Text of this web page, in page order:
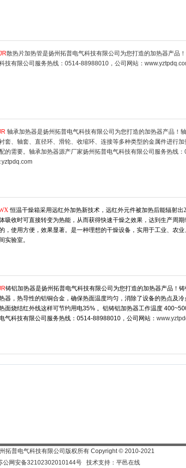
散热片加热管是扬州拓普电气科技有限公司为您打造的加热器产品
技有限公司服务热线：0514-88988010，公司网站：
轴承加热器是扬州拓普电气科技有限公司为您打造的加热器产品！
套、轴套、直径环、滑轮、收缩环、连接等多种类型的金属件进行
的需要。轴承加热器源产厂家扬州拓普电气科技有限公司服务热线
恒温干燥箱采用远红外加热新技术，远红外元件被加热后能辐射出
吸收时可直接转变为热能，从而获得快速干燥之效果，达到生产周
，使用方便，效果显著。是一种理想的干燥设备，实用于工业、农
实验室。
铸铝加热器是扬州拓普电气科技有限公司为您打造的加热器产品！
器，热导性的铝铜合金，确保热面温度均匀，消除了设备的热点及冷
面烧结红外线这样可节约用电35% 。铝铸铝加热器工作温度
气科技有限公司服务热线：0514-88988010，公司网站：
拓普电气科技有限公司 版权所有 Copyright© 2010-2021
公网安备32102302010144号 技术支持：平邑在线